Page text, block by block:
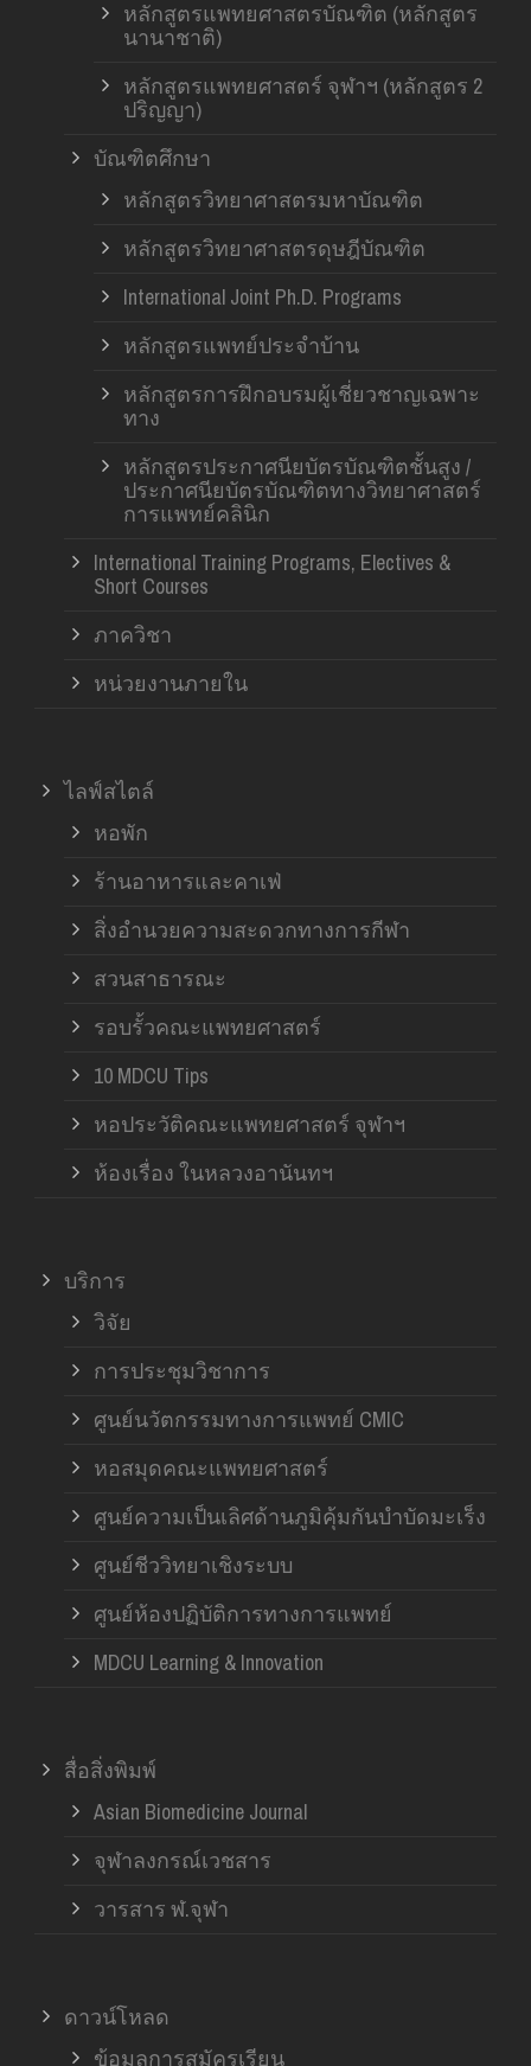
หลักสูตรแพทยศาสตรบัณฑิต (หลักสูตร
นานาชาติ)
หลักสูตรแพทยศาสตร์ จุฬาฯ (หลักสูตร 2
ปริญญา)
บัณฑิตศึกษา
หลักสูตรวิทยาศาสตรมหาบัณฑิต
หลักสูตรวิทยาศาสตรดุษฎีบัณฑิต
International Joint Ph.D. Programs
หลักสูตรแพทย์ประจำบ้าน
หลักสูตรการฝึกอบรมผู้เชี่ยวชาญเฉพาะ
ทาง
หลักสูตรประกาศนียบัตรบัณฑิตชั้นสูง /
ประกาศนียบัตรบัณฑิตทางวิทยาศาสตร์
การแพทย์คลินิก
International Training Programs, Electives &
Short Courses
ภาควิชา
หน่วยงานภายใน
ไลฟ์สไตล์
หอพัก
ร้านอาหารและคาเฟ่
สิ่งอำนวยความสะดวกทางการกีฬา
สวนสาธารณะ
รอบรั้วคณะแพทยศาสตร์
10 MDCU Tips
หอประวัติคณะแพทยศาสตร์ จุฬาฯ
ห้องเรื่อง ในหลวงอานันทฯ
บริการ
วิจัย
การประชุมวิชาการ
ศูนย์นวัตกรรมทางการแพทย์ CMIC
หอสมุดคณะแพทยศาสตร์
ศูนย์ความเป็นเลิศด้านภูมิคุ้มกันบำบัดมะเร็ง
ศูนย์ชีววิทยาเชิงระบบ
ศูนย์ห้องปฏิบัติการทางการแพทย์
MDCU Learning & Innovation
สื่อสิ่งพิมพ์
Asian Biomedicine Journal
จุฬาลงกรณ์เวชสาร
วารสาร ฬ.จุฬา
ดาวน์โหลด
ข้อมูลการสมัครเรียน